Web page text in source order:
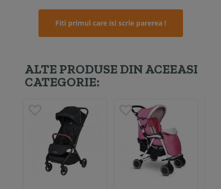
Fiti primul care isi scrie parerea !
ALTE PRODUSE DIN ACEEASI
CATEGORIE: